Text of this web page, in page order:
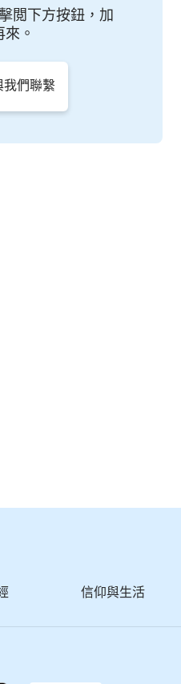
人平時注重的，實質
際，總的來説，人最應
就不喜愛真理，所以人
道的好的行為與作法總
用人為的好行為代替實
。原因就在于人雖然跟
閲下方按鈕，加
。
們聯繫
信仰與生活